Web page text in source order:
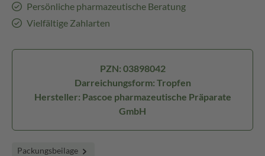
Persönliche pharmazeutische Beratung
Vielfältige Zahlarten
PZN: 03898042
Darreichungsform: Tropfen
Hersteller: Pascoe pharmazeutische Präparate
GmbH
Packungsbeilage